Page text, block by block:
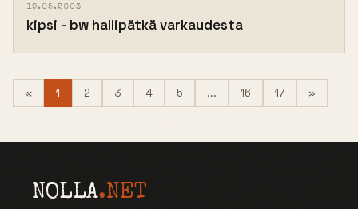
19.05.2003
kipsi - bw hallipätkä varkaudesta
« 1 (current)
2 3 4 5 ... 16 17 »
NOLLA.NET